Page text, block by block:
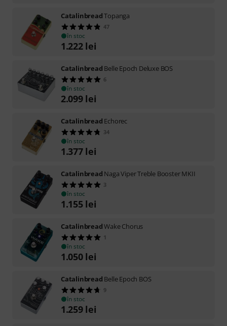
CatalinbreadTopanga
47
în stoc
1.222 lei
Catalinbread Belle Epoch Deluxe BOS
6
în stoc
2.099 lei
Catalinbread Echorec
34
în stoc
1.377 lei
Catalinbread Naga Viper Treble Booster MKII
3
în stoc
1.155 lei
CatalinbreadWake Chorus
1
în stoc
1.050 lei
Catalinbread Belle Epoch BOS
9
în stoc
1.259 lei